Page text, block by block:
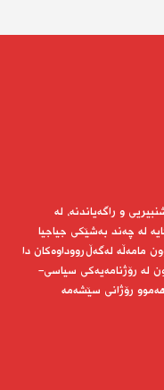
و راگەیاندنە، لە
لە چەند بەشێكی جیاجیا
مامەڵە لەگەڵ رووداوەكان دا
لە رۆژنامەیەكی سیاسی-
رۆژانی سێشەمە